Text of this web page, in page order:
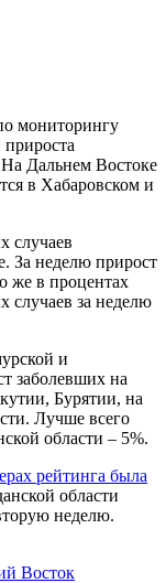
мониторингу
Дальнем Востоке
в Хабаровском и
случаев
За неделю прирост
же в процентах
случаев за неделю
и
заболевших на
Бурятии, на
Лучше всего
области – 5%.
рейтинга была
области
неделю.
Восток